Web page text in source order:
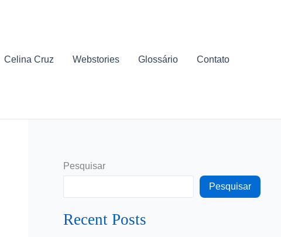
Celina Cruz Webstories Glossário Contato
Pesquisar
Pesquisar
Recent Posts